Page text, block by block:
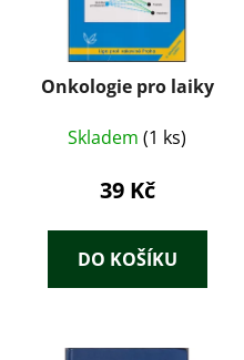
Onkologie pro laiky
Skladem (1 ks)
39 Kč
DO KOŠÍKU